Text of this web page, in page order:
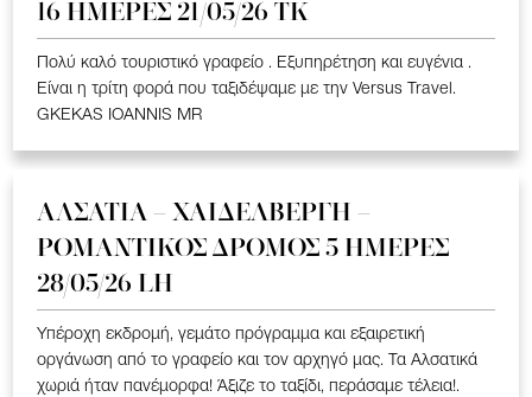
16 ΗΜΕΡΕΣ 21/05/26 TK
Πολύ καλό τουριστικό γραφείο . Εξυπηρέτηση και ευγένια .
Είναι η τρίτη φορά που ταξιδέψαμε με την Versus Travel.
GKEKAS IOANNIS MR
ΑΛΣΑΤΙΑ – ΧΑΙΔΕΛΒΕΡΓΗ –
ΡΟΜΑΝΤΙΚΟΣ ΔΡΟΜΟΣ 5 ΗΜΕΡΕΣ
28/05/26 LH
Υπέροχη εκδρομή, γεμάτο πρόγραμμα και εξαιρετική
οργάνωση από το γραφείο και τον αρχηγό μας. Τα Αλσατικά
χωριά ήταν πανέμορφα! Άξιζε το ταξίδι, περάσαμε τέλεια!.